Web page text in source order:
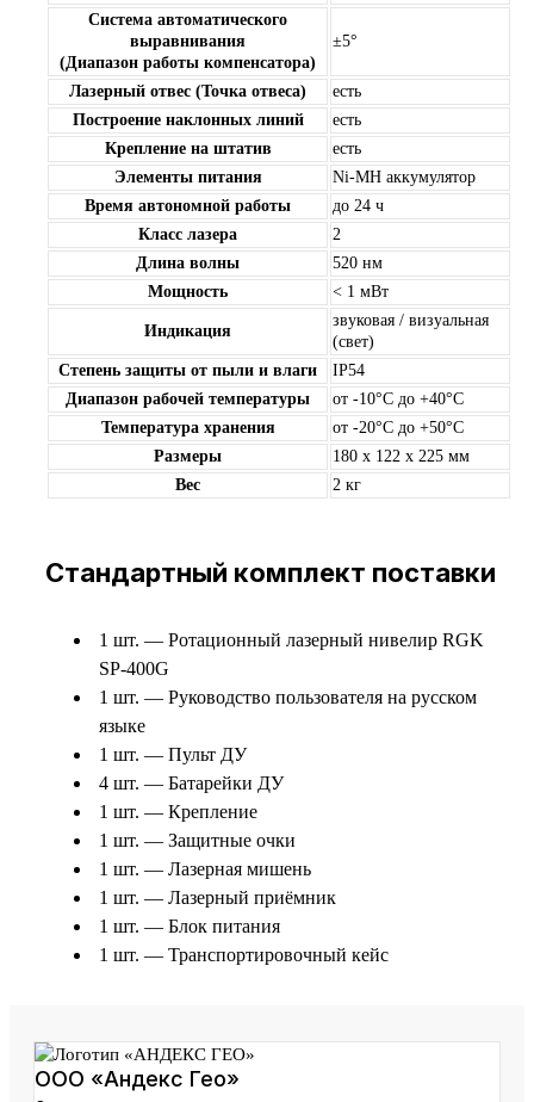
Система автоматического
выравнивания
(Диапазон работы компенсатора)
±5°
Лазерный отвес (Точка отвеса)
есть
Построение наклонных линий
есть
Крепление на штатив
есть
Элементы питания
Ni-MH аккумулятор
Время автономной работы
до 24 ч
Класс лазера
2
Длина волны
520 нм
Мощность
< 1 мВт
Индикация
звуковая / визуальная
(свет)
Степень защиты от пыли и влаги
IP54
Диапазон рабочей температуры
от -10°С до +40°С
Температура хранения
от -20°С до +50°С
Размеры
180 x 122 x 225 мм
Вес
2 кг
Стандартный комплект поставки
1 шт. — Ротационный лазерный нивелир RGK
SP-400G
1 шт. — Руководство пользователя на русском
языке
1 шт. — Пульт ДУ
4 шт. — Батарейки ДУ
1 шт. — Крепление
1 шт. — Защитные очки
1 шт. — Лазерная мишень
1 шт. — Лазерный приёмник
1 шт. — Блок питания
1 шт. — Транспортировочный кейс
ООО «Андекс Гео»